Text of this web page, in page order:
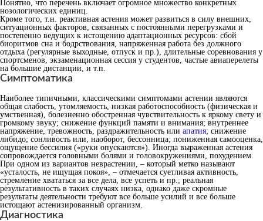
Понятно, что перечень включает огромное множество конкретных
нозологических единиц.
Кроме того, т.н. реактивная астения может развиться в силу внешних,
ситуационных факторов, связанных с постоянными перегрузками и
постепенно ведущих к истощению адаптационных ресурсов: сбой
биоритмов сна и бодрствования, напряженная работа без должного
отдыха (регулярные выходные, отпуск и пр.), длительные соревнования у
спортсменов, экзаменационная сессия у студентов, частые авиаперелеты
на большие дистанции, и т.п.
Симптоматика
Наиболее типичными, классическими симптомами астении являются
общая слабость, утомляемость, низкая работоспособность (физическая и
умственная), болезненно обостренная чувствительность к яркому свету и
громкому звуку; снижение функций памяти и внимания; внутреннее
напряжение, тревожность, раздражительность или апатия; снижение
либидо; сонливость или, наоборот, бессонница; пониженная самооценка,
ощущение бессилия («руки опускаются»). Иногда выраженная астения
сопровождается головными болями и головокружениями, похудением.
При одном из вариантов неврастении, – который метко называют
«усталость, не ищущая покоя», – отмечается суетливая активность,
стремление хвататься за все дела, все успеть и пр.; реальная
результативность в таких случаях низка, однако даже скромные
результаты деятельности требуют все больше усилий и все больше
истощают астенизированный организм.
Диагностика